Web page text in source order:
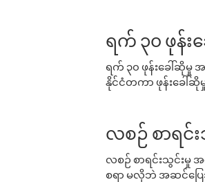
ရက် ၃၀ ဖုန်
ရက် ၃၀ ဖုန်းခေါ်ဆိုမှု
နိုင်ငံတကာ ဖုန်းခေါ်
လစဉ် စာရင်
လစဉ် စာရင်းသွင်းမှု
စရာ မလိုဘဲ အဆင်ပြ